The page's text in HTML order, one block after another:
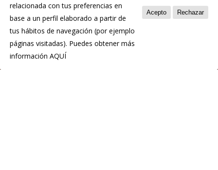
Política de privacidad
Política de cookies
relacionada con tus preferencias en
base a un perfil elaborado a partir de
tus hábitos de navegación (por ejemplo
páginas visitadas). Puedes obtener más
información AQUÍ
Acepto Rechazar